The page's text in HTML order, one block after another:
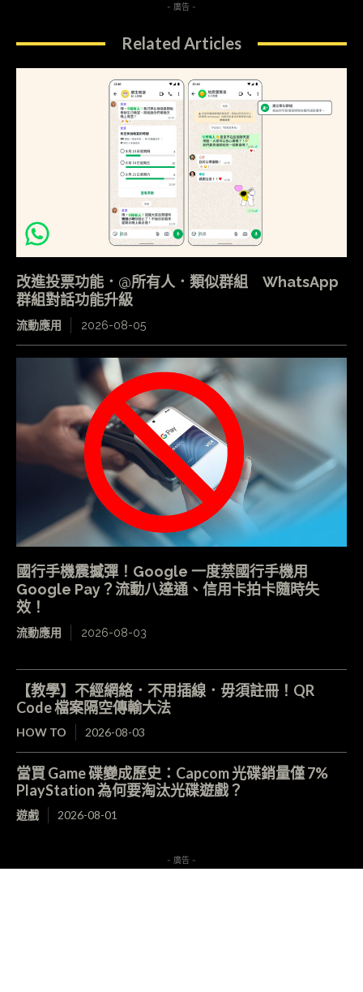
- 廣告 -
Related Articles
改進投票功能．@所有人．類似群組 WhatsApp
群組對話功能升級
流動應用 2026-08-05
國行手機震撼彈！Google 一度禁國行手機用
Google Pay？流動八達通、信用卡拍卡隨時失
效！
流動應用 2026-08-03
【教學】不經網絡．不用插線．毋須註冊！QR
Code 檔案隔空傳輸大法
HOW TO 2026-08-03
當買 Game 碟變成歷史：Capcom 光碟銷量僅 7%
PlayStation 為何要淘汰光碟遊戲？
遊戲 2026-08-01
- 廣告 -